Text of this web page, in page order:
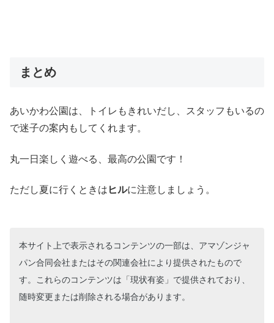
まとめ
あいかわ公園は、トイレもきれいだし、スタッフもいるの
で迷子の案内もしてくれます。
丸一日楽しく遊べる、最高の公園です！
ただし夏に行くときは ヒルに注意しましょう。
本サイト上で表示されるコンテンツの一部は、アマゾンジャ
パン合同会社またはその関連会社により提供されたもので
す。これらのコンテンツは「現状有姿」で提供されており、
随時変更または削除される場合があります。